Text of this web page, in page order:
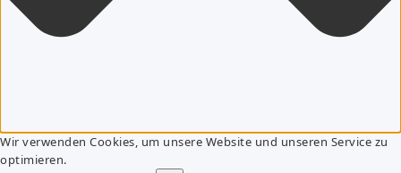
Wir verwenden Cookies, um unsere Website und unseren Service zu
optimieren.